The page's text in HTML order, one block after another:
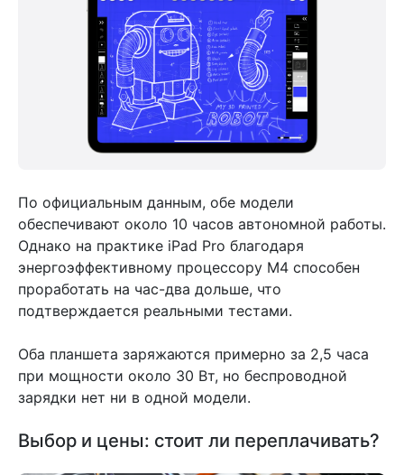
По официальным данным, обе модели
обеспечивают около 10 часов автономной работы.
Однако на практике iPad Pro благодаря
энергоэффективному процессору M4 способен
проработать на час-два дольше, что
подтверждается реальными тестами.
Оба планшета заряжаются примерно за 2,5 часа
при мощности около 30 Вт, но беспроводной
зарядки нет ни в одной модели.
Выбор и цены: стоит ли переплачивать?